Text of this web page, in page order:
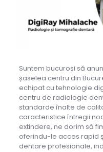
Suntem bucuroși să
șaselea centru din
echipat cu tehnologie
centru de radiologie
standarde înalte de
caracteristice întregii
extindere, ne dorim să
oferindu-le acces rapid
dentare profesionale,